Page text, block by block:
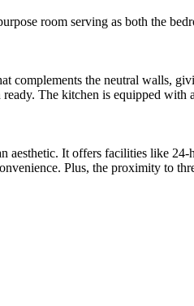
room serving as both the
the neutral walls,
The kitchen is equipped
It offers facilities like
Plus, the proximity to